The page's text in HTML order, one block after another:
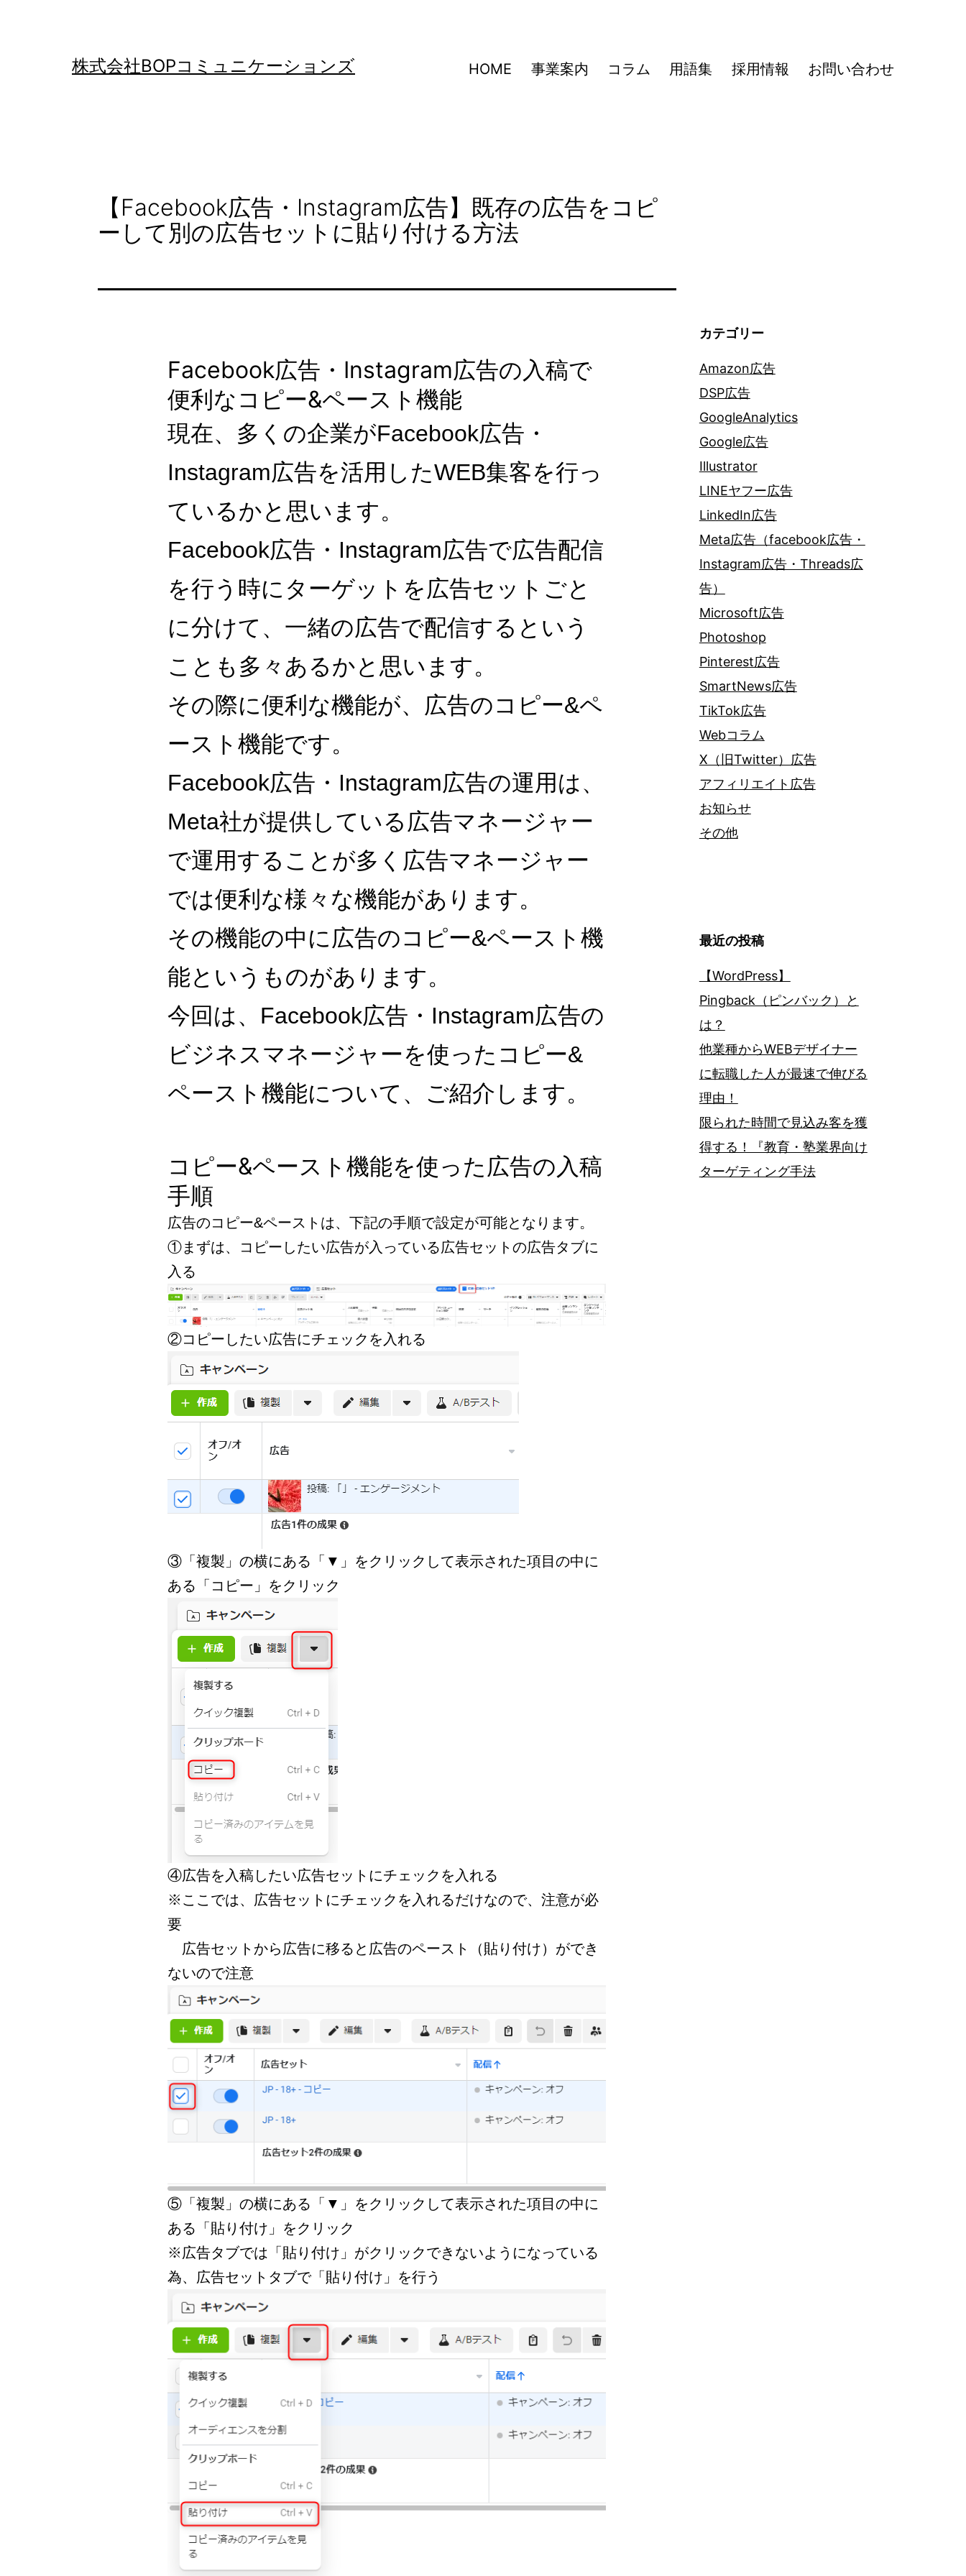
株式会社BOPコミュニケーションズ HOME 事業案内 コラム 用語集 採用情報 お問い合わせ
【Facebook広告・Instagram広告】既存の広告をコピ
ーして別の広告セットに貼り付ける方法
Facebook広告・Instagram広告の入稿で
便利なコピー&ペースト機能
現在、多くの企業がFacebook広告・
Instagram広告を活用したWEB集客を行っ
ているかと思います。
Facebook広告・Instagram広告で広告配信
を行う時にターゲットを広告セットごと
に分けて、一緒の広告で配信するという
ことも多々あるかと思います。
その際に便利な機能が、広告のコピー&ペ
ースト機能です。
Facebook広告・Instagram広告の運用は、
Meta社が提供している広告マネージャー
で運用することが多く広告マネージャー
では便利な様々な機能があります。
その機能の中に広告のコピー&ペースト機
能というものがあります。
今回は、Facebook広告・Instagram広告の
ビジネスマネージャーを使ったコピー&
ペースト機能について、ご紹介します。
コピー&ペースト機能を使った広告の入稿
手順
広告のコピー&ペーストは、下記の手順で設定が可能となります。
①まずは、コピーしたい広告が入っている広告セットの広告タブに
入る
②コピーしたい広告にチェックを入れる
③「複製」の横にある「▼」をクリックして表示された項目の中に
ある「コピー」をクリック
④広告を入稿したい広告セットにチェックを入れる
※ここでは、広告セットにチェックを入れるだけなので、注意が必
要
広告セットから広告に移ると広告のペースト（貼り付け）ができ
ないので注意
⑤「複製」の横にある「▼」をクリックして表示された項目の中に
ある「貼り付け」をクリック
※広告タブでは「貼り付け」がクリックできないようになっている
為、広告セットタブで「貼り付け」を行う
カテゴリー
Amazon広告
DSP広告
GoogleAnalytics
Google広告
Illustrator
LINEヤフー広告
LinkedIn広告
Meta広告（facebook広告・
Instagram広告・Threads広
告）
Microsoft広告
Photoshop
Pinterest広告
SmartNews広告
TikTok広告
Webコラム
X（旧Twitter）広告
アフィリエイト広告
お知らせ
その他
最近の投稿
【WordPress】
Pingback（ピンバック）と
は？
他業種からWEBデザイナー
に転職した人が最速で伸びる
理由！
限られた時間で見込み客を獲
得する！『教育・塾業界向け
ターゲティング手法